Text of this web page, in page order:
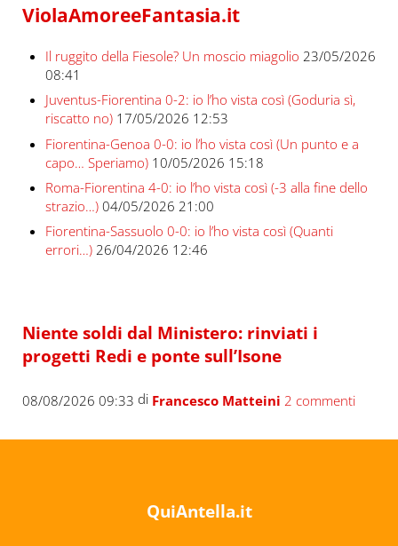
ViolaAmoreeFantasia.it
Il ruggito della Fiesole? Un moscio miagolio 23/05/2026
08:41
Juventus-Fiorentina 0-2: io l’ho vista così (Goduria sì,
riscatto no) 17/05/2026 12:53
Fiorentina-Genoa 0-0: io l’ho vista così (Un punto e a
capo… Speriamo) 10/05/2026 15:18
Roma-Fiorentina 4-0: io l’ho vista così (-3 alla fine dello
strazio…) 04/05/2026 21:00
Fiorentina-Sassuolo 0-0: io l’ho vista così (Quanti
errori…) 26/04/2026 12:46
Niente soldi dal Ministero: rinviati i
progetti Redi e ponte sull’Isone
08/08/2026 09:33 di Francesco Matteini 2 commenti
QuiAntella.it